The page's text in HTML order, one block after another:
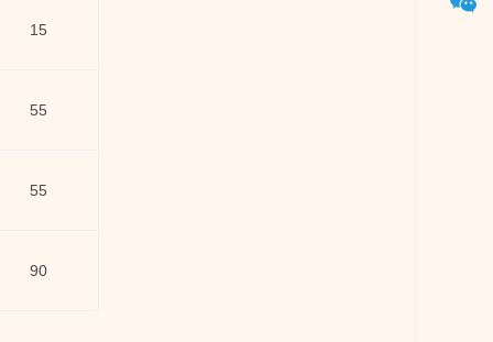
15
55
55
90